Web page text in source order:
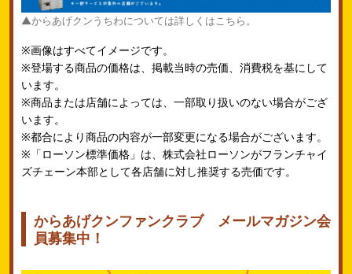
▲からあげクンうちわについては詳しくはこちら。
※画像はすべてイメージです。
※登場する商品の価格は、掲載当時の売価、消費税を基にして
います。
※商品または店舗によっては、一部取り扱いのない場合がござ
います。
※都合により商品の内容が一部変更になる場合がございます。
※「ローソン標準価格」は、株式会社ローソンがフランチャイ
ズチェーン本部として各店舗に対し推奨する売価です。
からあげクンファンクラブ メールマガジン会
員募集中！